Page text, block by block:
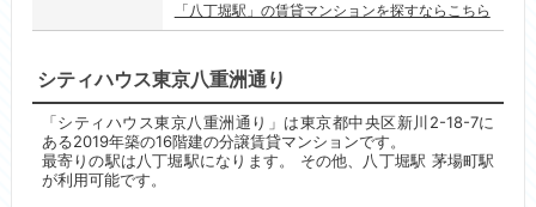
「八丁堀駅」の賃貸マンションを探すならこちら
シティハウス東京八重洲通り
「シティハウス東京八重洲通り」は東京都中央区新川2-18-7に
ある2019年築の16階建の分譲賃貸マンションです。
最寄りの駅は八丁堀駅になります。 その他、八丁堀駅 茅場町駅
が利用可能です。